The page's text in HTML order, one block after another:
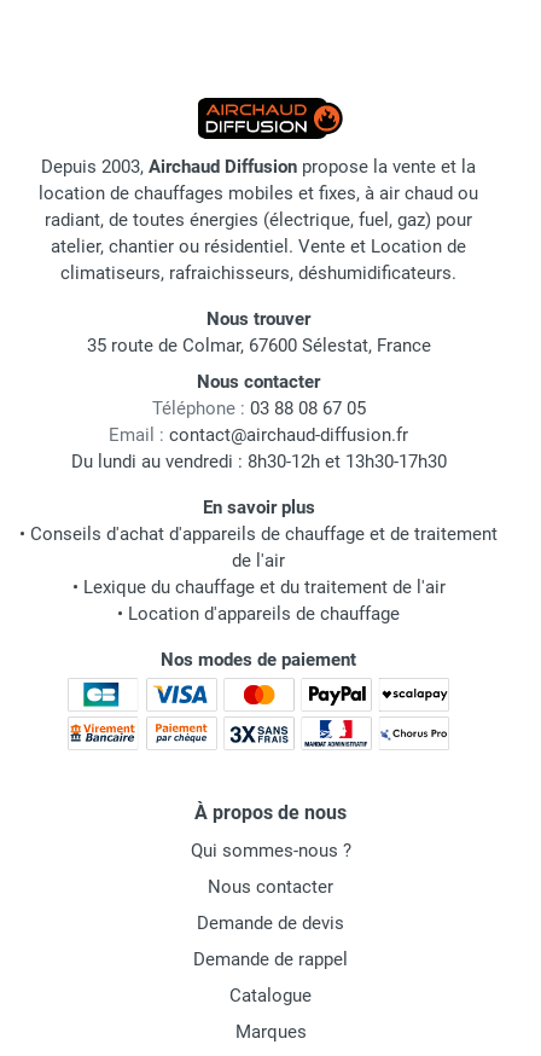
Depuis 2003, Airchaud Diffusion propose la vente et la
location de chauffages mobiles et fixes, à air chaud ou
radiant, de toutes énergies (électrique, fuel, gaz) pour
atelier, chantier ou résidentiel. Vente et Location de
climatiseurs, rafraichisseurs, déshumidificateurs.
Nous trouver
35 route de Colmar, 67600 Sélestat, France
Nous contacter
Téléphone : 03 88 08 67 05
Email : contact@airchaud-diffusion.fr
Du lundi au vendredi : 8h30-12h et 13h30-17h30
En savoir plus
• Conseils d'achat d'appareils de chauffage et de traitement
de l'air
• Lexique du chauffage et du traitement de l'air
• Location d'appareils de chauffage
Nos modes de paiement
À propos de nous
Qui sommes-nous ?
Nous contacter
Demande de devis
Demande de rappel
Catalogue
Marques